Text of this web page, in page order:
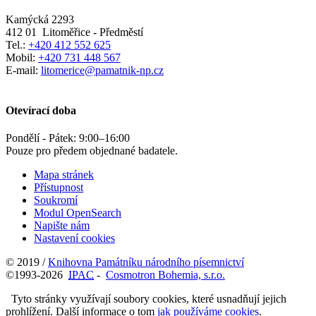
Kamýcká 2293
412 01
Litoměřice - Předměstí
Tel.: +420 412 552 625
Mobil: +420 731 448 567
E-mail: litomerice@pamatnik-np.cz
Otevírací doba
Pondělí - Pátek: 9:00–16:00
Pouze pro předem objednané badatele.
Mapa stránek
Přístupnost
Soukromí
Modul OpenSearch
Napište nám
Nastavení cookies
© 2019 /Knihovna Památníku národního písemnictví
©1993-2026 IPAC - Cosmotron Bohemia, s.r.o.
Tyto stránky využívají soubory cookies, které usnadňují jejich
prohlížení. Další informace o tom jak používáme cookies.